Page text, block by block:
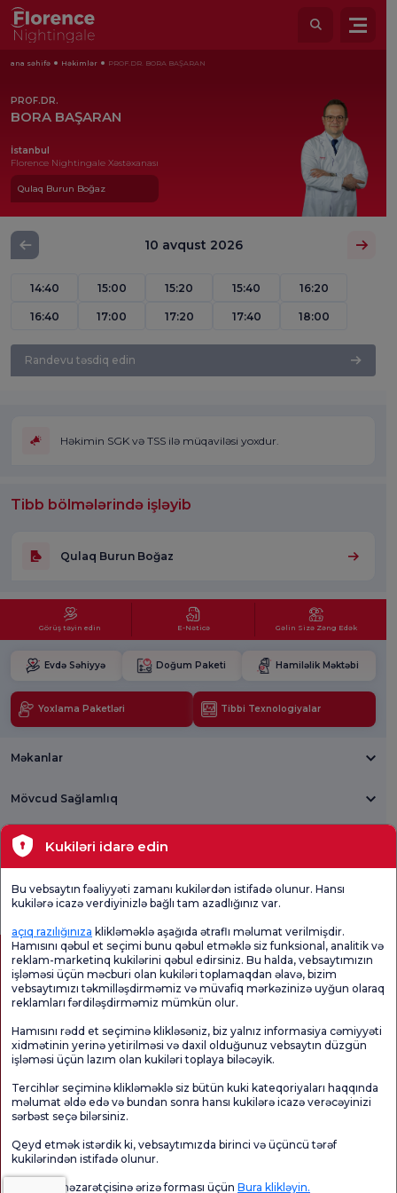
ana səhifə Həkimlər PROF.DR. BORA BAŞARAN
PROF.DR.
BORA BAŞARAN
İstanbul
Florence Nightingale Xəstəxanası
Qulaq Burun Boğaz
10 avqust 2026
14:40 15:00 15:20 15:40 16:20
16:40 17:00 17:20 17:40 18:00
Randevu təsdiq edin
Həkimin SGK və TSS ilə müqaviləsi yoxdur.
Tibb bölmələrində işləyib
Qulaq Burun Boğaz
Görüş təyin edin E-Nəticə Gəlin Sizə Zəng Edək
Evdə Səhiyyə Doğum Paketi Hamiləlik Məktəbi
Yoxlama Paketləri Tibbi Texnologiyalar
Məkanlar
Mövcud Sağlamlıq
Tibbi bölmələr
Ümumi
Məmnuniyyət
Sorğusu
Məmnuniyyət
Sorğusunu
yoxlayın.
Promo
Səhifənin məzmunu yalnız məlumat məqsədi daşıyır. Diaqnoz və müalicə üçün
mütləq həkiminizlə məsləhətləşin.
@2026 Group Florence Nightingale Xəstəxanaları
Redaktor: Uğurcan Durmuş - 0 549 455 55 46. - Yeniləmə tarixi: 09.08.2026
Kukiləri idarə edin
Bu vebsaytın fəaliyyəti zamanı kukilərdən istifadə olunur. Hansı
kukilərə icazə verdiyinizlə bağlı tam azadlığınız var.
açıq razılığınıza klikləməklə aşağıda ətraflı məlumat verilmişdir.
Hamısını qəbul et seçimi bunu qəbul etməklə siz funksional, analitik və
reklam-marketinq kukilərini qəbul edirsiniz. Bu halda, vebsaytımızın
işləməsi üçün məcburi olan kukiləri toplamaqdan əlavə, bizim
vebsaytımızı təkmilləşdirməmiz və müvafiq mərkəzinizə uyğun olaraq
reklamları fərdiləşdirməmiz mümkün olur.
Hamısını rədd et seçiminə klikləsəniz, biz yalnız informasiya cəmiyyəti
xidmətinin yerinə yetirilməsi və daxil olduğunuz vebsaytın düzgün
işləməsi üçün lazım olan kukiləri toplaya biləcəyik.
Tercihlər seçiminə klikləməklə siz bütün kuki kateqoriyaları haqqında
məlumat əldə edə və bundan sonra hansı kukilərə icazə verəcəyinizi
sərbəst seçə bilərsiniz.
Qeyd etmək istərdik ki, vebsaytımızda birinci və üçüncü tərəf
kukilərindən istifadə olunur.
Məlumat nəzarətçisinə ərizə forması üçün Bura klikləyin.